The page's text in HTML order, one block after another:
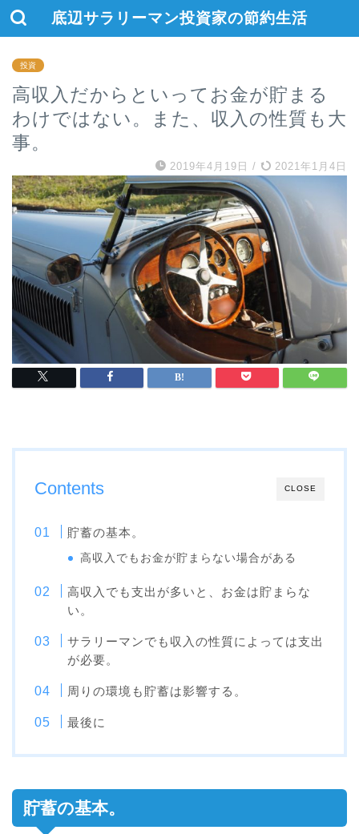
底辺サラリーマン投資家の節約生活
投資
高収入だからといってお金が貯まる
わけではない。また、収入の性質も大
事。
2019年4月19日 / 2021年1月4日
CLOSE
Contents
貯蓄の基本。
高収入でもお金が貯まらない場合がある
高収入でも支出が多いと、お金は貯まらな
い。
サラリーマンでも収入の性質によっては支出
が必要。
周りの環境も貯蓄は影響する。
最後に
貯蓄の基本。